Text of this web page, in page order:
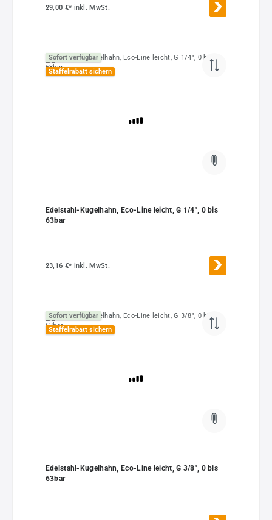
29,00 €* inkl. MwSt.
Sofort verfügbar
Staffelrabatt sichern
Edelstahl-Kugelhahn, Eco-Line leicht, G 1/4", 0 bis
63bar
23,16 €* inkl. MwSt.
Sofort verfügbar
Staffelrabatt sichern
Edelstahl-Kugelhahn, Eco-Line leicht, G 3/8", 0 bis
63bar